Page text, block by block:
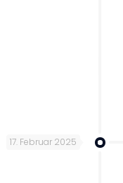
17. Februar 2025